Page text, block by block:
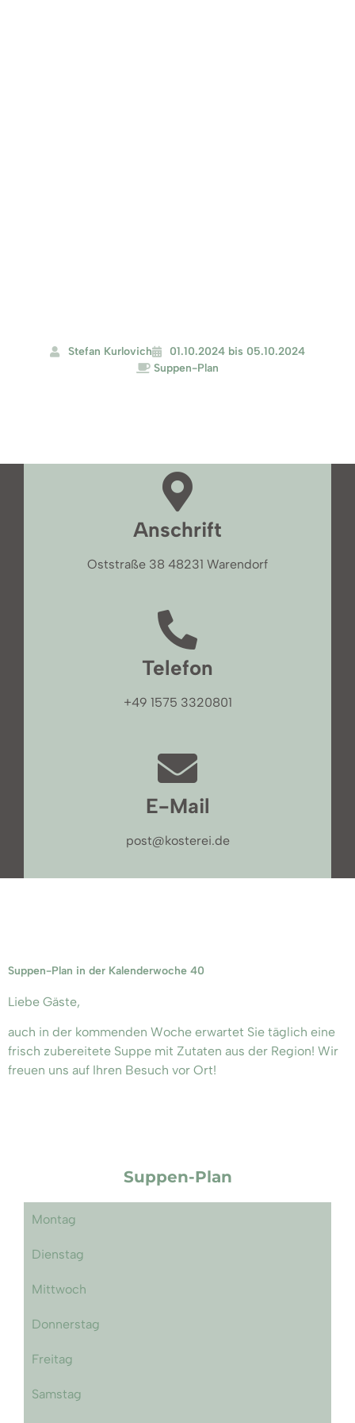
Stefan Kurlovich
01.10.2024 bis 05.10.2024
Suppen-Plan
Anschrift
Oststraße 38 48231 Warendorf
Telefon
+49 1575 3320801
E-Mail
post@kosterei.de
Suppen-Plan in der Kalenderwoche 40
Liebe Gäste,
auch in der kommenden Woche erwartet Sie täglich eine
frisch zubereitete Suppe mit Zutaten aus der Region! Wir
freuen uns auf Ihren Besuch vor Ort!
Suppen-Plan
Montag
Dienstag
Mittwoch
Donnerstag
Freitag
Samstag